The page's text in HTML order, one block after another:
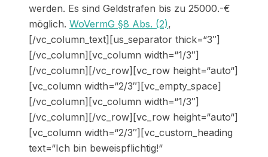
werden. Es sind Geldstrafen bis zu 25000.-€
möglich. WoVermG §8 Abs. (2),
[/vc_column_text][us_separator thick=“3″]
[/vc_column][vc_column width=“1/3″]
[/vc_column][/vc_row][vc_row height=“auto“]
[vc_column width=“2/3″][vc_empty_space]
[/vc_column][vc_column width=“1/3″]
[/vc_column][/vc_row][vc_row height=“auto“]
[vc_column width=“2/3″][vc_custom_heading
text=“Ich bin beweispflichtig!“